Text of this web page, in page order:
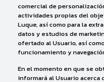
comercial de
actividades propias del
Luque, así como para la
datos y estudios de
ofertado al Usuario, así
funcionamiento y
En el momento en que se
informará al Usuario